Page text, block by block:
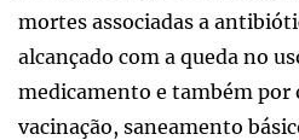
mortes associadas a
alcançado com a queda no
medicamento e também por
vacinação, saneamento